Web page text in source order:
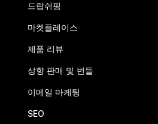
드랍쉬핑
마켓플레이스
제품 리뷰
상향 판매 및 번들
이메일 마케팅
SEO